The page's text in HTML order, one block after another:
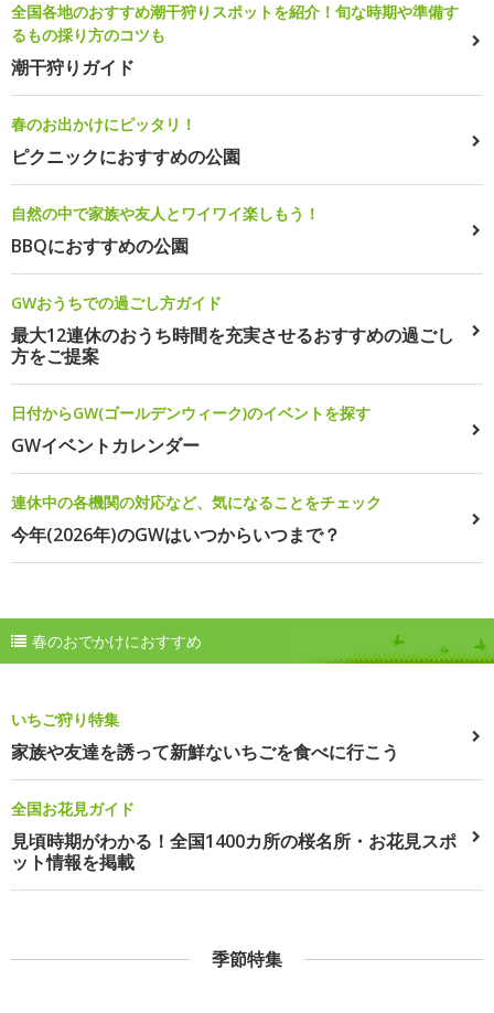
全国各地のおすすめ潮干狩りスポットを紹介！旬な時期や準備す
るもの採り方のコツも
潮干狩りガイド
春のお出かけにピッタリ！
ピクニックにおすすめの公園
自然の中で家族や友人とワイワイ楽しもう！
BBQにおすすめの公園
GWおうちでの過ごし方ガイド
最大12連休のおうち時間を充実させるおすすめの過ごし
方をご提案
日付からGW(ゴールデンウィーク)のイベントを探す
GWイベントカレンダー
連休中の各機関の対応など、気になることをチェック
今年(2026年)のGWはいつからいつまで？
春のおでかけにおすすめ
いちご狩り特集
家族や友達を誘って新鮮ないちごを食べに行こう
全国お花見ガイド
見頃時期がわかる！全国1400カ所の桜名所・お花見スポ
ット情報を掲載
季節特集